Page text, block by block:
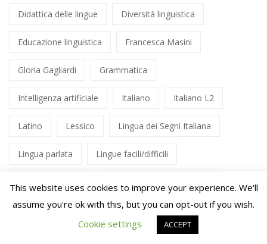
Didattica delle lingue Diversità linguistica
Educazione linguistica Francesca Masini
Gloria Gagliardi Grammatica
Intelligenza artificiale Italiano Italiano L2
Latino Lessico Lingua dei Segni Italiana
Lingua parlata Lingue facili/difficili
Linguistica clinica
LIS Livelli di analisi Morfologia
Nicola Grandi
This website uses cookies to improve your experience. We'll
assume you're ok with this, but you can opt-out if you wish.
Cookie settings
ACCEPT